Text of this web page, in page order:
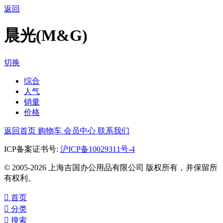
返回
晨光(M&G)
切换
综合
人气
销量
价格
返回首页 购物车 会员中心 联系我们
ICP备案证书号: 沪ICP备10029311号-4
© 2005-2026 上海吉国办公用品有限公司 版权所有，并保留所
有权利。
 首页
 分类
 搜索